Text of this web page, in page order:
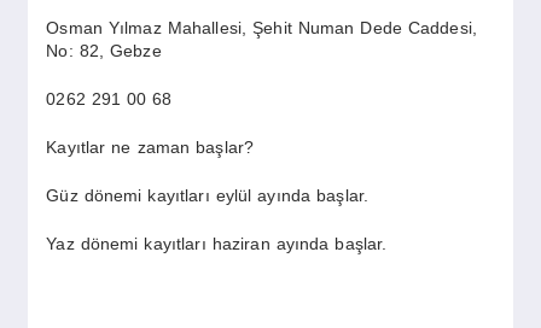
Osman Yılmaz Mahallesi, Şehit Numan Dede Caddesi,
No: 82, Gebze
0262 291 00 68
Kayıtlar ne zaman başlar?
Güz dönemi kayıtları eylül ayında başlar.
Yaz dönemi kayıtları haziran ayında başlar.